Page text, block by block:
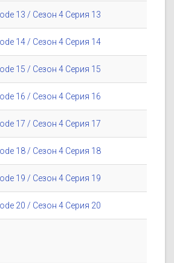
13 / Сезон 4 Серия 13
14 / Сезон 4 Серия 14
15 / Сезон 4 Серия 15
16 / Сезон 4 Серия 16
17 / Сезон 4 Серия 17
18 / Сезон 4 Серия 18
19 / Сезон 4 Серия 19
20 / Сезон 4 Серия 20